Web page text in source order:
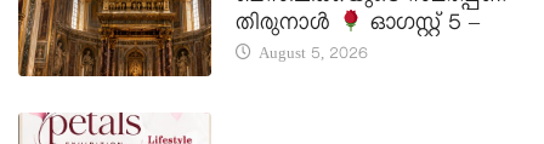
തിരുനാൾ
ഓഗസ്റ്റ് 5 –
August 5, 2026